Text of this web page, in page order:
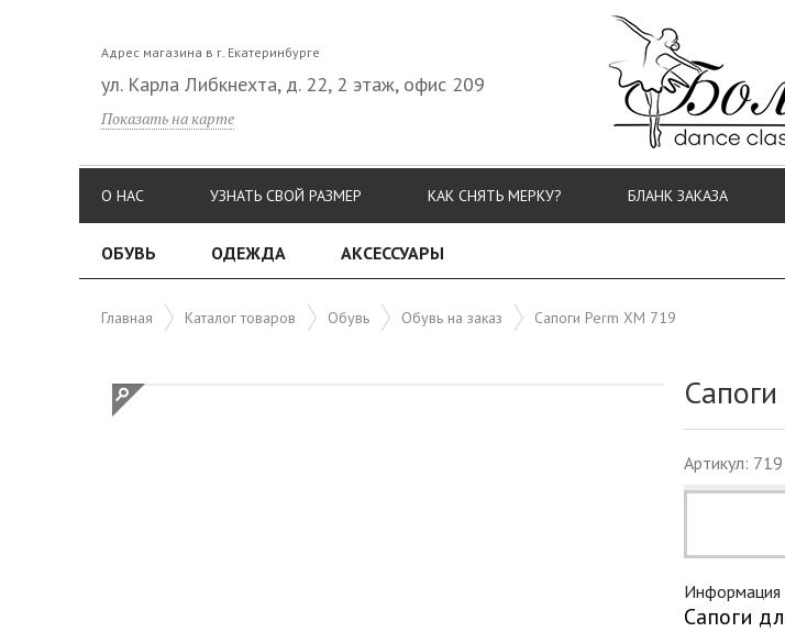
Адрес магазина в г. Екатеринбурге
ул. Карла Либкнехта, д. 22, 2 этаж, офис 209
Показать на карте
О НАС УЗНАТЬ СВОЙ РАЗМЕР КАК СНЯТЬ МЕРКУ? БЛАНК ЗАКАЗА
ОБУВЬ ОДЕЖДА АКСЕССУАРЫ
Главная Каталог товаров Обувь Обувь на заказ Сапоги Perm XM 719
Артикул: 719
Информация
Сапоги